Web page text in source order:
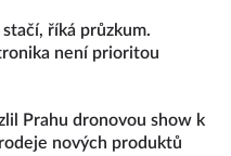
říká průzkum.
není prioritou
Prahu dronovou show k
nových produktů